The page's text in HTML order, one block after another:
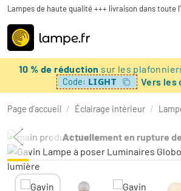
Lampes de haute qualité +++ livraison dans toute
10 % de réduction sur les
Code: LIGHT Vers les
Page d’accueil / Éclairage intérieur /
Actuellement en rupture